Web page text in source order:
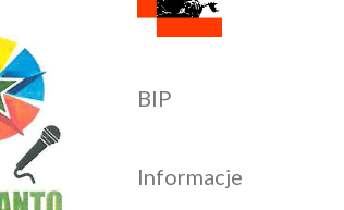
BIP
Informacje